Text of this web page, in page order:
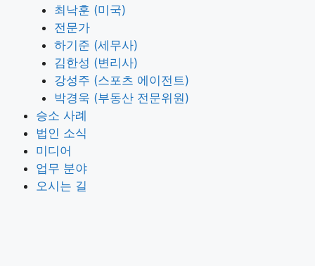
최낙훈 (미국)
전문가
하기준 (세무사)
김한성 (변리사)
강성주 (스포츠 에이전트)
박경욱 (부동산 전문위원)
승소 사례
법인 소식
미디어
업무 분야
오시는 길